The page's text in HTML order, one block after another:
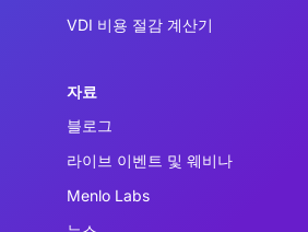
VDI 비용 절감 계산기
자료
블로그
라이브 이벤트 및 웨비나
Menlo Labs